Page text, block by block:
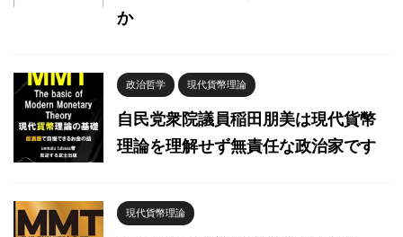
か
政治哲学 現代貨幣理論
自民党衆院議員稲田朋美は現代貨幣
理論を理解せず無責任な政治家です
現代貨幣理論